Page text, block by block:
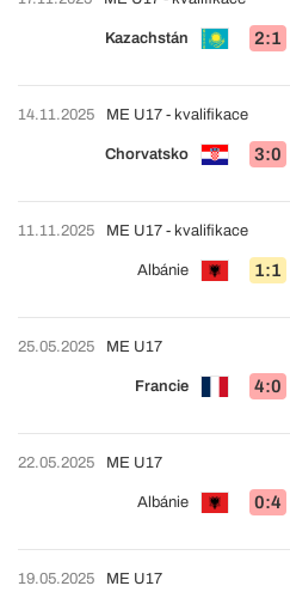
Kazachstán 2:1
14.11.2025
Chorvatsko 3:0
ME U17 - kvalifikace
11.11.2025
Albánie 1:1
ME U17 - kvalifikace
25.05.2025
Francie 4:0
ME U17
22.05.2025
Albánie 0:4
ME U17
19.05.2025 ME U17